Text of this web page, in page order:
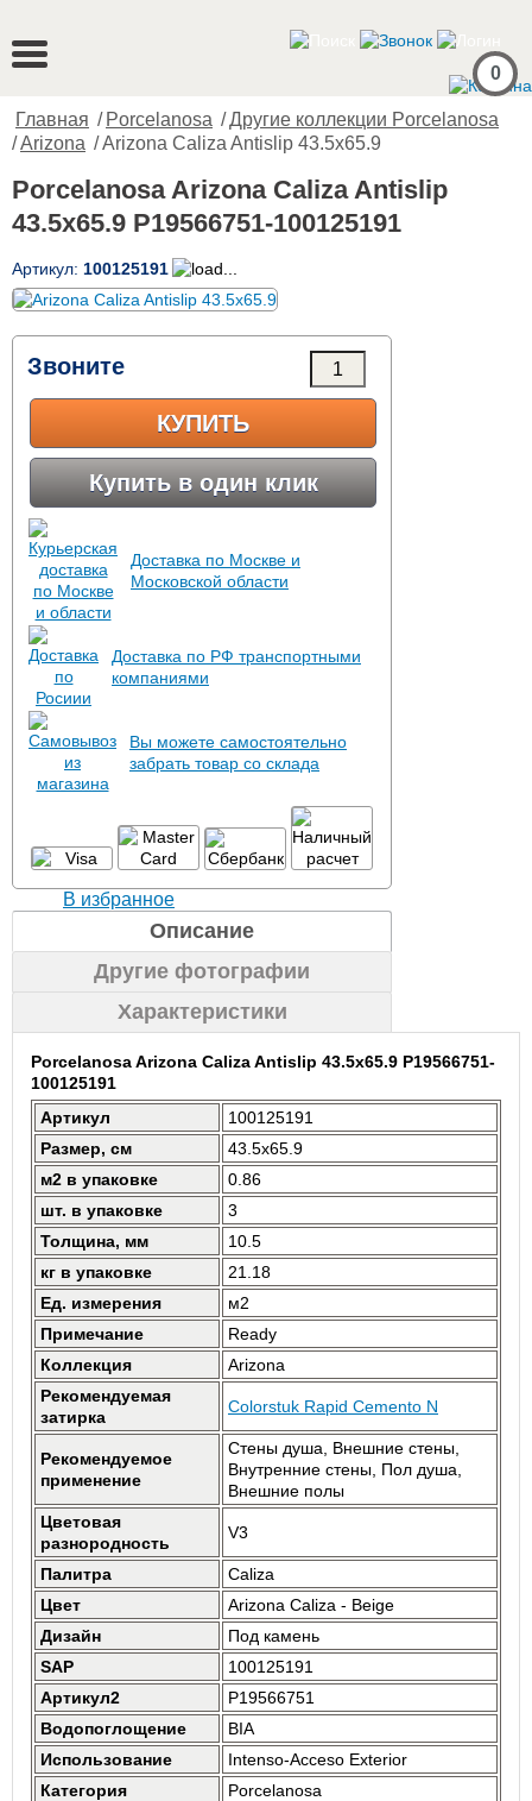
0
Главная / Porcelanosa /Другие коллекции Porcelanosa
/Arizona / Arizona Caliza Antislip 43.5x65.9
Porcelanosa Arizona Caliza Antislip
43.5x65.9 P19566751-100125191
Артикул: 100125191
Звоните
КУПИТЬ
Купить в один клик
Доставка по Москве и
Московской области
Доставка по РФ транспортными
компаниями
Вы можете самостоятельно
забрать товар со склада
В избранное
Описание
Другие фотографии
Характеристики
Porcelanosa Arizona Caliza Antislip 43.5x65.9 P19566751-
100125191
Артикул
100125191
Размер, см
43.5x65.9
м2 в упаковке
0.86
шт. в упаковке
3
Толщина, мм
10.5
кг в упаковке
21.18
Ед. измерения
м2
Примечание
Ready
Коллекция
Arizona
Рекомендуемая
затирка
Colorstuk Rapid Cemento N
Рекомендуемое
применение
Стены душа, Внешние стены,
Внутренние стены, Пол душа,
Внешние полы
Цветовая
разнородность
V3
Палитра
Caliza
Цвет
Arizona Caliza - Beige
Дизайн
Под камень
SAP
100125191
Артикул2
P19566751
Водопоглощение
BIA
Использование
Intenso-Acceso Exterior
Категория
Porcelanosa